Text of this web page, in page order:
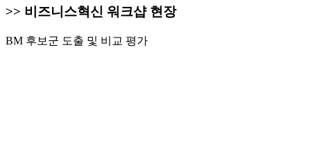
>> 비즈니스혁신 워크샵 현장
BM 후보군 도출 및 비교 평가